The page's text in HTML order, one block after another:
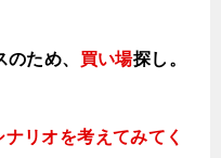
のため、 買い場探し。
ナリオを考えてみてく